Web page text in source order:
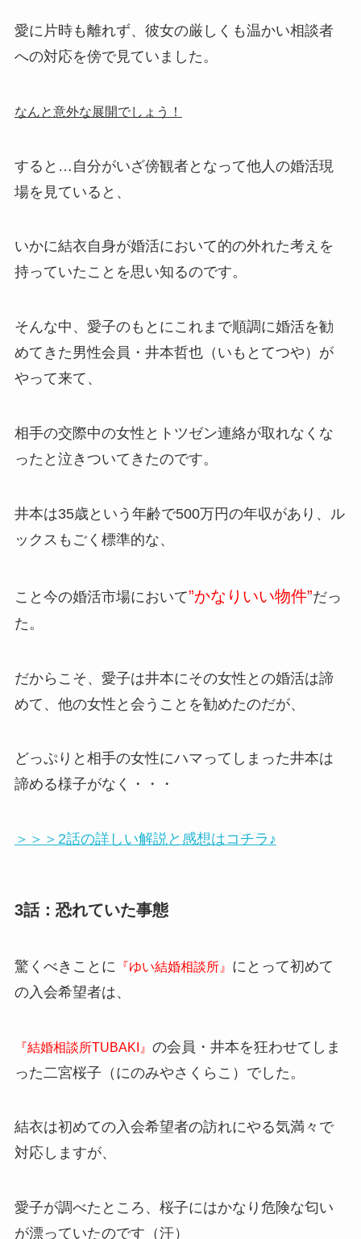
愛に片時も離れず、彼女の厳しくも温かい相談者
への対応を傍で見ていました。
なんと意外な展開でしょう！
すると…自分がいざ傍観者となって他人の婚活現
場を見ていると、
いかに結衣自身が婚活において的の外れた考えを
持っていたことを思い知るのです。
そんな中、愛子のもとにこれまで順調に婚活を勧
めてきた男性会員・井本哲也（いもとてつや）が
やって来て、
相手の交際中の女性とトツゼン連絡が取れなくな
ったと泣きついてきたのです。
井本は35歳という年齢で500万円の年収があり、ル
ックスもごく標準的な、
こと今の婚活市場において”かなりいい物件”だっ
た。
だからこそ、愛子は井本にその女性との婚活は諦
めて、他の女性と会うことを勧めたのだが、
どっぷりと相手の女性にハマってしまった井本は
諦める様子がなく・・・
＞＞＞2話の詳しい解説と感想はコチラ♪
3話：恐れていた事態
驚くべきことに 『ゆい結婚相談所』 にとって初めて
の入会希望者は、
『結婚相談所TUBAKI』 の会員・井本を狂わせてしま
った二宮桜子（にのみやさくらこ）でした。
結衣は初めての入会希望者の訪れにやる気満々で
対応しますが、
愛子が調べたところ、桜子にはかなり危険な匂い
が漂っていたのです（汗）